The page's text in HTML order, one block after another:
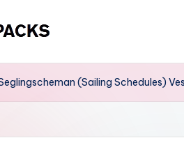
(Sailing Schedules)